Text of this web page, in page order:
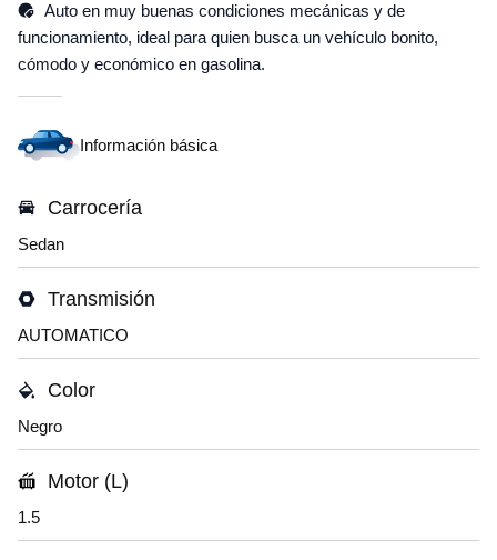
Auto en muy buenas condiciones mecánicas y de
funcionamiento, ideal para quien busca un vehículo bonito,
cómodo y económico en gasolina.
Información básica
Carrocería
Sedan
Transmisión
AUTOMATICO
Color
Negro
Motor (L)
1.5